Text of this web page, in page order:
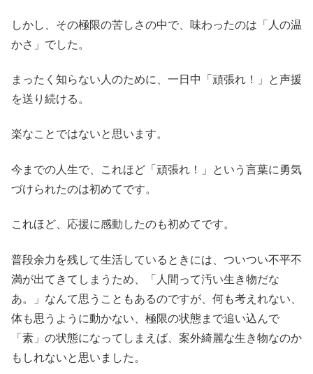
しかし、その極限の苦しさの中で、味わったのは「人の温
かさ」でした。
まったく知らない人のために、一日中「頑張れ！」と声援
を送り続ける。
楽なことではないと思います。
今までの人生で、これほど「頑張れ！」という言葉に勇気
づけられたのは初めてです。
これほど、応援に感動したのも初めてです。
普段余力を残して生活しているときには、ついつい不平不
満が出てきてしまうため、「人間って汚い生き物だな
あ。」なんて思うこともあるのですが、何も考えれない、
体も思うように動かない、極限の状態まで追い込んで
「素」の状態になってしまえば、案外綺麗な生き物なのか
もしれないと思いました。